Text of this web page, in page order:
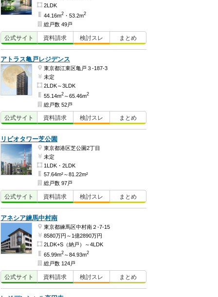
2LDK
44.16m2 ・53.2m2
総戸数 49戸
公式サイト 資料請求 検討スレ まとめ
アトラス亀戸レジデンス
東京都江東区亀戸３-187-3
未定
2LDK～3LDK
55.14m2 ～65.46m2
総戸数 52戸
公式サイト 資料請求 検討スレ まとめ
リビオタワー芝公園
東京都港区芝公園2丁目
未定
1LDK・2LDK
57.64m²～81.22m²
総戸数 97戸
公式サイト 資料請求 検討スレ まとめ
アネシア練馬中村南
東京都練馬区中村南２-7-15
8580万円～1億2890万円
2LDK+S（納戸）～4LDK
65.99m2 ～84.93m2
総戸数 124戸
公式サイト 資料請求 検討スレ まとめ